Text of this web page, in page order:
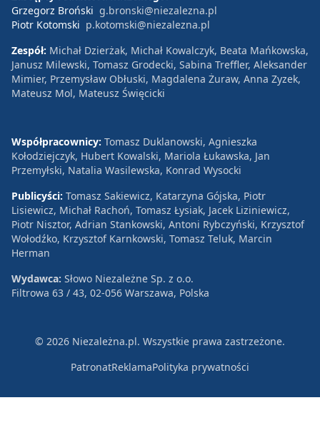
Grzegorz Broński g.bronski@niezalezna.pl
Piotr Kotomski p.kotomski@niezalezna.pl
Zespół: Michał Dzierżak, Michał Kowalczyk, Beata Mańkowska,
Janusz Milewski, Tomasz Grodecki, Sabina Treffler, Aleksander
Mimier, Przemysław Obłuski, Magdalena Żuraw, Anna Zyzek,
Mateusz Mol, Mateusz Święcicki
Współpracownicy: Tomasz Duklanowski, Agnieszka
Kołodziejczyk, Hubert Kowalski, Mariola Łukawska, Jan
Przemyłski, Natalia Wasilewska, Konrad Wysocki
Publicyści: Tomasz Sakiewicz, Katarzyna Gójska, Piotr
Lisiewicz, Michał Rachoń, Tomasz Łysiak, Jacek Liziniewicz,
Piotr Nisztor, Adrian Stankowski, Antoni Rybczyński, Krzysztof
Wołodźko, Krzysztof Karnkowski, Tomasz Teluk, Marcin
Herman
Wydawca: Słowo Niezależne Sp. z o.o.
Filtrowa 63 / 43, 02-056 Warszawa, Polska
© 2026 Niezależna.pl. Wszystkie prawa zastrzeżone.
PatronatReklamaPolityka prywatności